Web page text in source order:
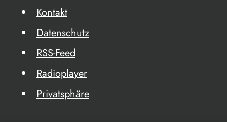
Kontakt
Datenschutz
RSS-Feed
Radioplayer
Privatsphäre